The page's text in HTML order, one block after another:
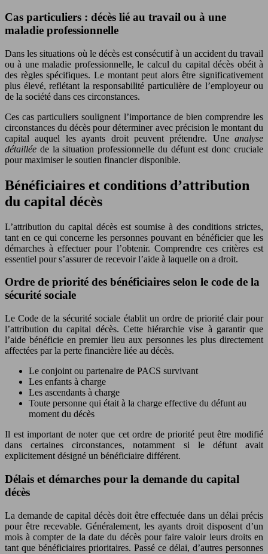
Cas particuliers : décès lié au travail ou à une
maladie professionnelle
Dans les situations où le décès est consécutif à un accident du travail
ou à une maladie professionnelle, le calcul du capital décès obéit à
des règles spécifiques. Le montant peut alors être significativement
plus élevé, reflétant la responsabilité particulière de l’employeur ou
de la société dans ces circonstances.
Ces cas particuliers soulignent l’importance de bien comprendre les
circonstances du décès pour déterminer avec précision le montant du
capital auquel les ayants droit peuvent prétendre. Une analyse
détaillée de la situation professionnelle du défunt est donc cruciale
pour maximiser le soutien financier disponible.
Bénéficiaires et conditions d’attribution
du capital décès
L’attribution du capital décès est soumise à des conditions strictes,
tant en ce qui concerne les personnes pouvant en bénéficier que les
démarches à effectuer pour l’obtenir. Comprendre ces critères est
essentiel pour s’assurer de recevoir l’aide à laquelle on a droit.
Ordre de priorité des bénéficiaires selon le code de la
sécurité sociale
Le Code de la sécurité sociale établit un ordre de priorité clair pour
l’attribution du capital décès. Cette hiérarchie vise à garantir que
l’aide bénéficie en premier lieu aux personnes les plus directement
affectées par la perte financière liée au décès.
Le conjoint ou partenaire de PACS survivant
Les enfants à charge
Les ascendants à charge
Toute personne qui était à la charge effective du défunt au
moment du décès
Il est important de noter que cet ordre de priorité peut être modifié
dans certaines circonstances, notamment si le défunt avait
explicitement désigné un bénéficiaire différent.
Délais et démarches pour la demande du capital
décès
La demande de capital décès doit être effectuée dans un délai précis
pour être recevable. Généralement, les ayants droit disposent d’un
mois à compter de la date du décès pour faire valoir leurs droits en
tant que bénéficiaires prioritaires. Passé ce délai, d’autres personnes